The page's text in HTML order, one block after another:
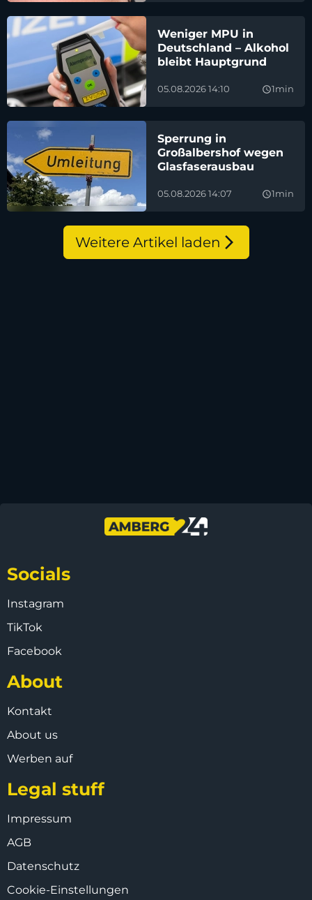
Weniger MPU in
Deutschland – Alkohol
bleibt Hauptgrund
05.08.2026 14:10 query_builder1min
Sperrung in
Großalbershof wegen
Glasfaserausbau
05.08.2026 14:07 query_builder1min
Weitere Artikel laden arrow_forward_ios
Socials
Instagram
TikTok
Facebook
About
Kontakt
About us
Werben auf
Legal stuff
Impressum
AGB
Datenschutz
Cookie-Einstellungen